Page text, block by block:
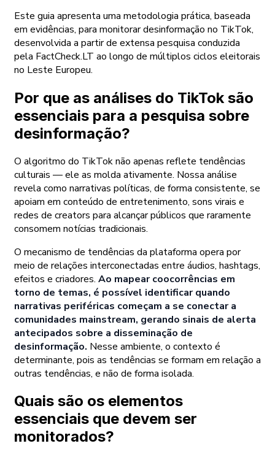
Este guia apresenta uma metodologia prática, baseada
em evidências, para monitorar desinformação no TikTok,
desenvolvida a partir de extensa pesquisa conduzida
pela FactCheck.LT ao longo de múltiplos ciclos eleitorais
no Leste Europeu.
Por que as análises do TikTok são
essenciais para a pesquisa sobre
desinformação?
O algoritmo do TikTok não apenas reflete tendências
culturais — ele as molda ativamente. Nossa análise
revela como narrativas políticas, de forma consistente, se
apoiam em conteúdo de entretenimento, sons virais e
redes de creators para alcançar públicos que raramente
consomem notícias tradicionais.
O mecanismo de tendências da plataforma opera por
meio de relações interconectadas entre áudios, hashtags,
efeitos e criadores. Ao mapear coocorrências em
torno de temas, é possível identificar quando
narrativas periféricas começam a se conectar a
comunidades mainstream, gerando sinais de alerta
antecipados sobre a disseminação de
desinformação. Nesse ambiente, o contexto é
determinante, pois as tendências se formam em relação a
outras tendências, e não de forma isolada.
Quais são os elementos
essenciais que devem ser
monitorados?